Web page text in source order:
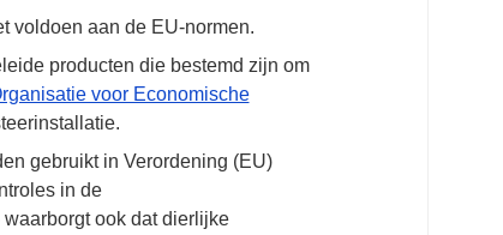
voldoen aan de EU-normen.
producten die bestemd zijn om
voor Economische
gebruikt in Verordening (EU)
in de
ook dat dierlijke